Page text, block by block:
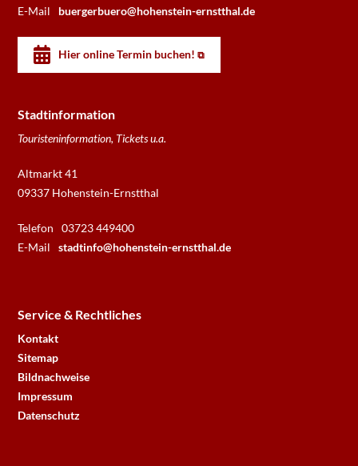
E-Mail
buergerbuero@hohenstein-ernstthal.de
Hier online Termin buchen!
Stadtinformation
Touristeninformation, Tickets u.a.
Altmarkt 41
09337 Hohenstein-Ernstthal
Telefon
03723 449400
E-Mail
stadtinfo@hohenstein-ernstthal.de
Service & Rechtliches
Kontakt
Sitemap
Bildnachweise
Impressum
Datenschutz